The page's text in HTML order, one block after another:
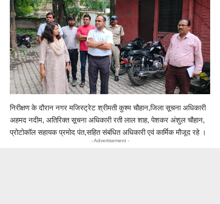
निरीक्षण के दौरान नगर मजिस्ट्रेट श्रीमती कुश्म चौहान,जिला सूचना अधिकारी
अहमद नदीम, अतिरिक्त सूचना अधिकारी रती लाल शाह, पेशकर अंशुल चौहान,
प्रोटोकॉल सहायक प्रमोद पंत,सहित संबंधित अधिकारी एवं कार्मिक मौजूद रहे ।
- Advertisement -